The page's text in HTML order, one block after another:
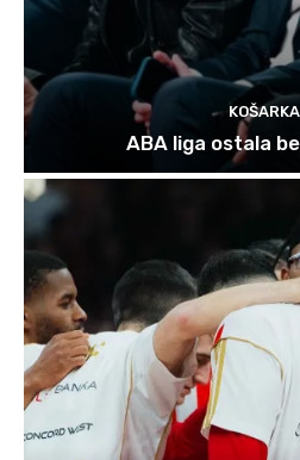
KOŠARKA
ABA liga ostala